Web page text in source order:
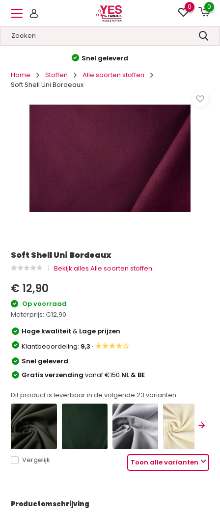
0 0
Hoge kwaliteit&Lage prijzen
Home
Stoffen
Alle soorten stoffen
Soft Shell Uni Bordeaux
Soft Shell Uni Bordeaux
Bekijk alles Alle soorten stoffen
€ 12,90
Op voorraad
Meterprijs:€12,90
Hoge kwaliteit& Lage prijzen
Klantbeoordeling: 9,3 ·★★★★☆
Snel geleverd
Gratis verzendingvanaf €150 NL & BE
Dit product is leverbaar in de volgende23 varianten:
Toon alle varianten
Vergelijk
Productomschrijving